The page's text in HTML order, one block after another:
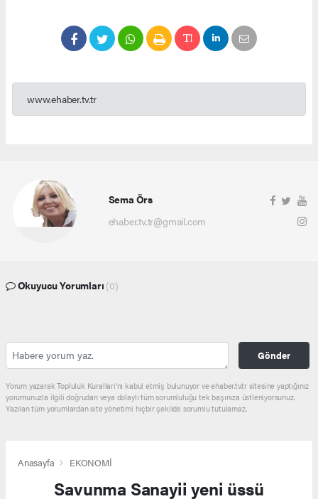
www.ehaber.tv.tr
Sema Örs
ehaber.tv.tr@gmail.com
Okuyucu Yorumları (0)
Gönder
Yorum yazarak Topluluk Kuralları’nı kabul etmiş bulunuyor ve ehaber.tv.tr sitesine yaptığınız
yorumunuzla ilgili doğrudan veya dolaylı tüm sorumluluğu tek başınıza üstleniyorsunuz.
Yazılan tüm yorumlardan site yönetimi hiçbir şekilde sorumlu tutulamaz.
Anasayfa EKONOMİ
Savunma Sanayii yeni üssü